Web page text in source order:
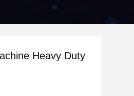
Heavy Duty